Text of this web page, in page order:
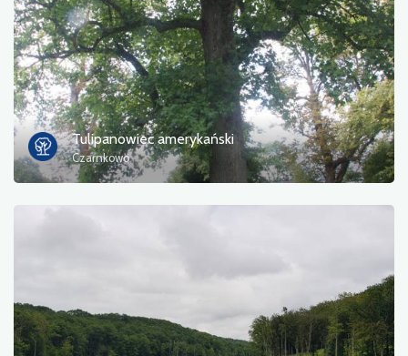
Tulipanowiec amerykański
Czarnkowo